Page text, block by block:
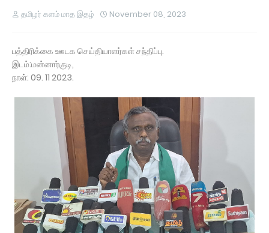
தமிழர் களம் மாத இதழ் November 08, 2023
பத்திரிக்கை ஊடக செய்தியாளர்கள் சந்திப்பு.
இடம்:மன்னார்குடி,
நாள்: 09. 11 2023.